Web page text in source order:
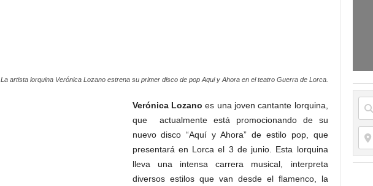
La artista lorquina Verónica Lozano estrena su primer disco de pop Aqui y Ahora en el teatro Guerra de Lorca.
Verónica Lozano es una joven cantante lorquina,
que actualmente está promocionando de su
nuevo disco “Aquí y Ahora” de estilo pop, que
presentará en Lorca el 3 de junio. Esta lorquina
lleva una intensa carrera musical, interpreta
diversos estilos que van desde el flamenco, la